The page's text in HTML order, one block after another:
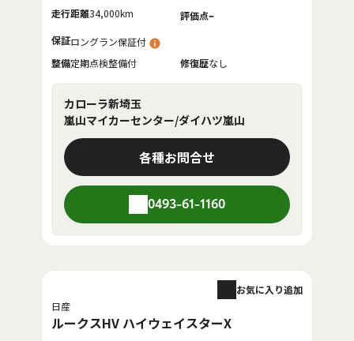
走行距離34,000km 評価点-
保証ロングラン保証付
整備定期点検整備付 修復歴なし
カローラ新埼玉
嵐山マイカーセンター/ダイハツ嵐山
各種お問合せ
0493-61-1160
日産
ルークスHV ハイウェイスターX
お気に入り追加